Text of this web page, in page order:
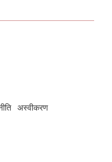
अस्वीकरण